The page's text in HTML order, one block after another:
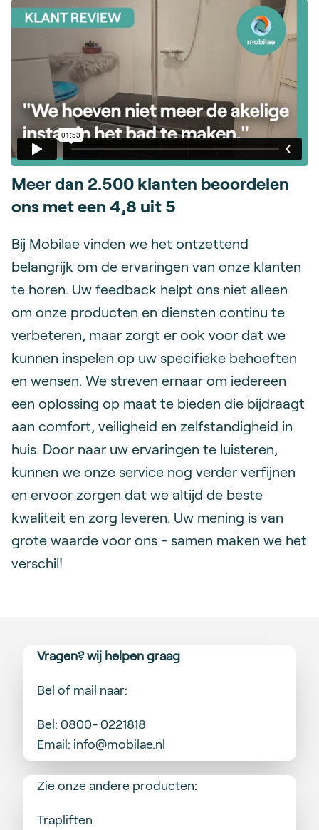
Meer dan 2.500 klanten beoordelen
ons met een 4,8 uit 5
Bij Mobilae vinden we het ontzettend
belangrijk om de ervaringen van onze klanten
te horen. Uw feedback helpt ons niet alleen
om onze producten en diensten continu te
verbeteren, maar zorgt er ook voor dat we
kunnen inspelen op uw specifieke behoeften
en wensen. We streven ernaar om iedereen
een oplossing op maat te bieden die bijdraagt
aan comfort, veiligheid en zelfstandigheid in
huis. Door naar uw ervaringen te luisteren,
kunnen we onze service nog verder verfijnen
en ervoor zorgen dat we altijd de beste
kwaliteit en zorg leveren. Uw mening is van
grote waarde voor ons - samen maken we het
verschil!
Vragen? wij helpen graag
Bel of mail naar:
Bel: 0800- 0221818
Email: info@mobilae.nl
Zie onze andere producten:
Trapliften